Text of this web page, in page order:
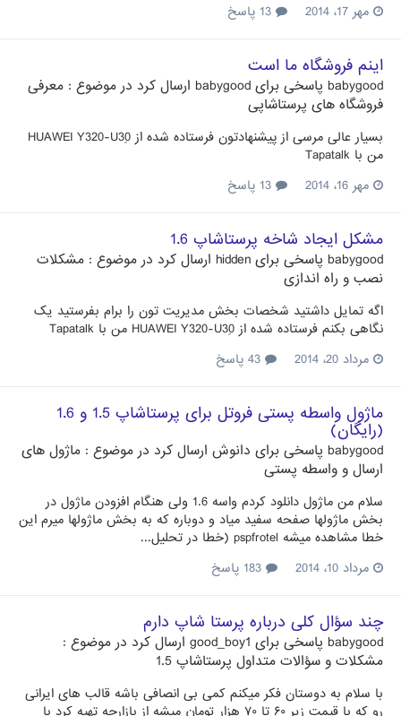
مهر 17، 2014
اینم فروشگاه ما است
babygood پاسخی برای babygood ارسال کرد در موضوع : معرفی
فروشگاه های پرستاشاپی
بسیار عالی مرسی از پیشنهادتون فرستاده شده از HUAWEI Y320-U30ِ
من با Tapatalk
مهر 16، 2014
مشکل ایجاد شاخه پرستاشاپ 1.6
babygood پاسخی برای hidden ارسال کرد در موضوع : مشکلات
نصب و راه اندازی
اگه تمایل داشتید شخصات بخش مدیریت تون را برام بفرستید یک
نگاهی بکنم فرستاده شده از HUAWEI Y320-U30ِ من با Tapatalk
مرداد 20، 2014
ماژول واسطه پستی فروتل برای پرستاشاپ 1.5 و 1.6
(رایگان)
babygood پاسخی برای دانوش ارسال کرد در موضوع : ماژول های
ارسال و واسطه پستی
سلام من ماژول دانلود کردم واسه 1.6 ولی هنگام افزودن ماژول در
بخش ماژولها صفحه سفید میاد و دوباره که به بخش ماژولها میرم این
خطا مشاهده میشه pspfrotel (خطا در تحلیل...
مرداد 10، 2014
چند سؤال کلی درباره پرستا شاپ دارم
babygood پاسخی برای good_boy1 ارسال کرد در موضوع :
مشکلات و سؤالات متداول پرستاشاپ 1.5
با سلام به دوستان فکر میکنم کمی بی انصافی باشه قالب های ایرانی
رو که با قیمت زیر ۶۰ تا ۷۰ هزار تومان میشه از بازارچه تهیه کرد با